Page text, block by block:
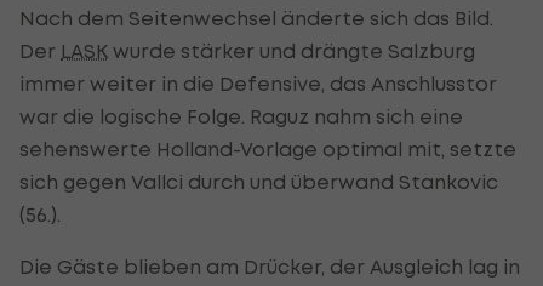
Nach dem Seitenwechsel änderte sich das Bild.
Der LASK wurde stärker und drängte Salzburg
immer weiter in die Defensive, das Anschlusstor
war die logische Folge. Raguz nahm sich eine
sehenswerte Holland-Vorlage optimal mit, setzte
sich gegen Vallci durch und überwand Stankovic
(56.).
Die Gäste blieben am Drücker, der Ausgleich lag in